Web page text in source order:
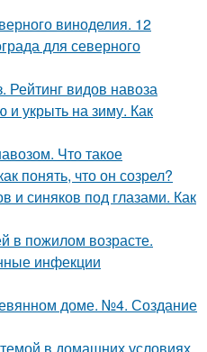
виноделия. 12
для северного
Рейтинг видов навоза
и укрыть на зиму. Как
Что такое
понять, что он созрел?
и синяков под глазами. Как
в пожилом возрасте.
инфекции
доме. №4. Создание